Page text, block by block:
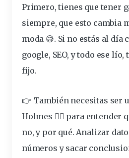
Primero, tienes que tener
siempre, que esto cambia
moda 😅. Si no estás al día
google, SEO, y todo ese lío,
fijo.
👉 También necesitas ser
Holmes 🕵️‍♂️ para entender
no, y por qué. Analizar
números y sacar